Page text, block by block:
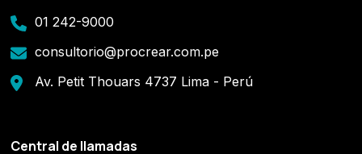
01 242-9000
consultorio@procrear.com.pe
Av. Petit Thouars 4737 Lima - Perú
Central de llamadas